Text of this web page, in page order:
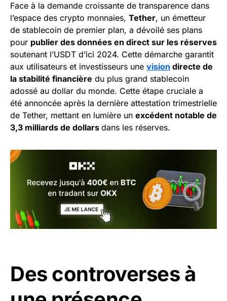
Face à la demande croissante de transparence dans
l’espace des crypto monnaies, Tether, un émetteur
de stablecoin de premier plan, a dévoilé ses plans
pour publier des données en direct sur les réserves
soutenant l’USDT d’ici 2024. Cette démarche garantit
aux utilisateurs et investisseurs une vision directe de
la stabilité financière du plus grand stablecoin
adossé au dollar du monde. Cette étape cruciale a
été annoncée après la dernière attestation trimestrielle
de Tether, mettant en lumière un excédent notable de
3,3 milliards de dollars dans les réserves.
Des controverses à